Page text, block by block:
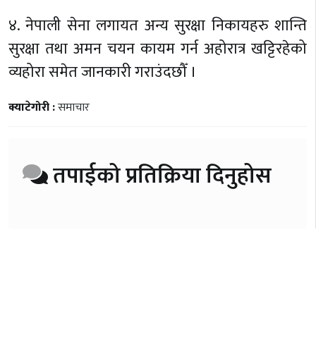
४. नेपाली सेना लगायत अन्य सुरक्षा निकायहरु शान्ति
सुरक्षा तथा अमन चयन कायम गर्न अहोरात्र खट्टिरहेको
व्यहोरा समेत जानकारी गराउंदछौँ ।
क्याटेगोरी :समाचार
तपाईको प्रतिक्रिया दिनुहोस